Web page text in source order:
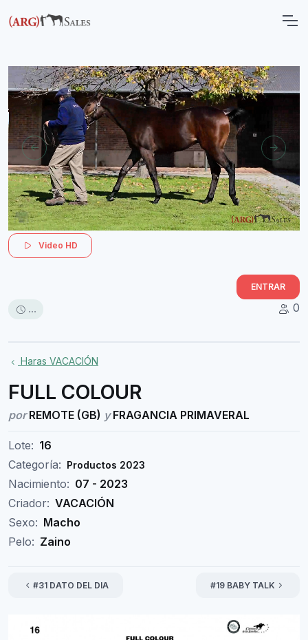
Video HD
ENTRAR
... 0
Haras VACACIÓN
FULL COLOUR
porREMOTE (GB) yFRAGANCIA PRIMAVERAL
Lote: 16
Categoría: Productos 2023
Nacimiento: 07 - 2023
Criador: VACACIÓN
Sexo: Macho
Pelo: Zaino
#31 DATO DEL DIA #19 BABY TALK